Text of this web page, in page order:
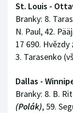
St. Louis -
Branky: 8.
N. Paul, 42.
17 690. Hvězdy
3. Tarasenko
Dallas -
Branky: 8. B.
(Polák), 59.